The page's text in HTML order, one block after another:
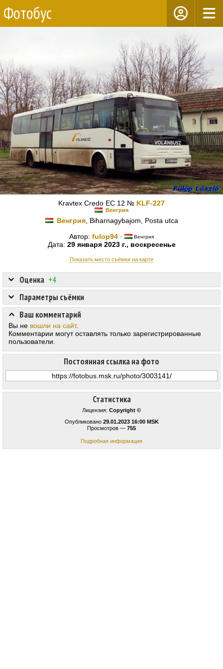
Фотобус
Kravtex Credo EC 12 № KLF-227
Венгрия
Венгрия, Biharnagybajom, Posta utca
Автор: fulop94 · Венгрия
Дата: 29 января 2023 г., воскресенье
Показать место съёмки на карте
Статистика
Лицензия: Copyright ©
Опубликовано 29.01.2023 16:00 MSK
Просмотров — 755
Подробная информация
Оценка +4
Постоянная ссылка на фото
Параметры съёмки
Ваш комментарий
Вы не вошли на сайт.
Комментарии могут оставлять только зарегистрированные
пользователи.